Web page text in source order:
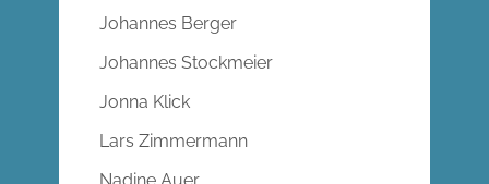
Johannes Berger
Johannes Stockmeier
Jonna Klick
Lars Zimmermann